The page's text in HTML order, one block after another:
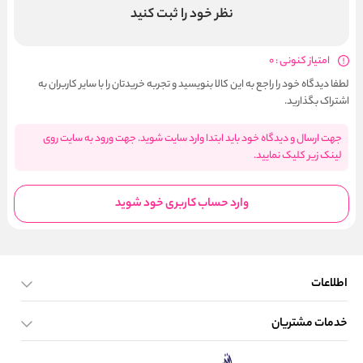
نظر خود را ثبت کنید
امتیاز کنونی : 0
لطفا دیدگاه خود را راجع به این کالا بنویسید و تجربه خریدتان را با سایر کاربران به
اشتراک بگذارید.
جهت ارسال و دیدگاه خود باید ابتدا وارد سایت شوید. جهت ورود به سایت روی
لینک زیر کلیک نمایید.
وارد حساب کاربری خود شوید
اطلاعات
صفحه اصلی
خدمات مشتریان